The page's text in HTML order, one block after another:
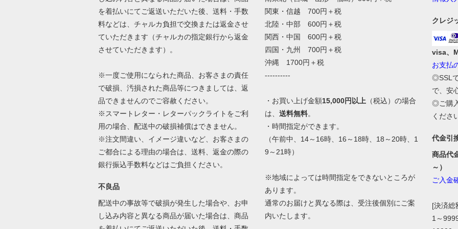
を着払いにてご返送いただいた後、送料・手数
料などは、チャルカ負担で交換または返金させ
ていただきます（チャルカの指定銀行から返金
させていただきます）。
※一度ご使用になられた商品、お客さまの責任
で破損、汚損された商品等につきましては、返
品できませんのでご容赦ください。
※スマートレター・レターパックライトをご利
用の場合、配送中の破損補償はできません。
※注文間違い、イメージ違いなど、お客さまの
ご都合による理由の場合は、送料、返金の際の
銀行振込手数料などはご負担ください。
不良品
配送中の事故等で破損が発生した場合や、お申
し込み内容と異なる商品が届いた場合は、商品
関東・信越 700円＋税
北陸・中部 600円＋税
関西・中国 600円＋税
四国・九州 700円＋税
沖縄 1700円＋税
----------
・お買い上げ金額15,000円以上 （税込）の場合
は、送料無料。
・時間指定ができます。
（午前中、14～16時、16～18時、18～20時、1
9～21時）
※地域によっては時間指定をできないところが
あります。
通常のお届けと異なる際は、受注後個別にご案
内いたします。
クレジ
visa、
お支払
◎SSL
で、安
◎ご購
くださ
代金引
商品代
～）
ご入金
[決済総
1～